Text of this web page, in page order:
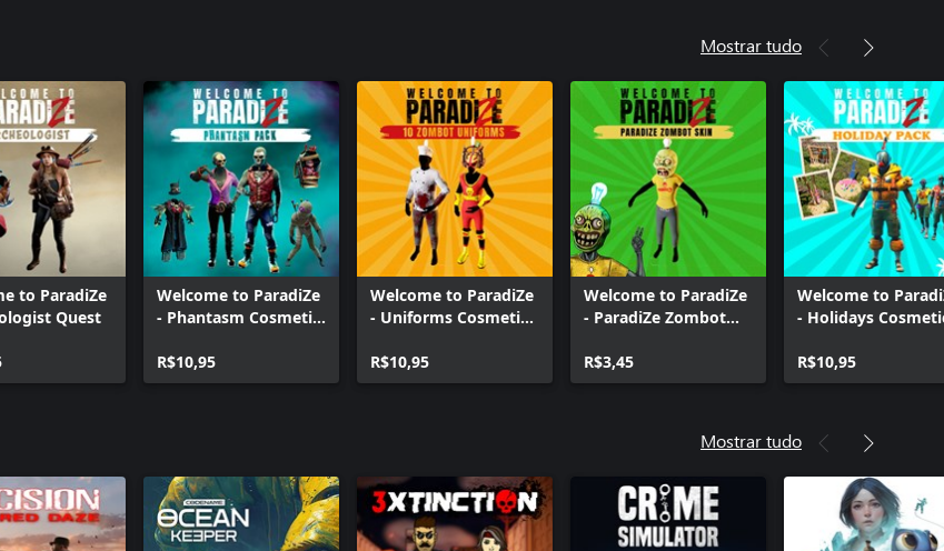
Mostrar tudo
to ParadiZe
Quest
Welcome to ParadiZe
- Phantasm Cosmetic
R$10,95
Welcome to ParadiZe
- Uniforms Cosmetic
R$10,95
Welcome to ParadiZe
- ParadiZe Zombot
R$3,45
Welcome to
- Holidays
R$10,95
Mostrar tudo